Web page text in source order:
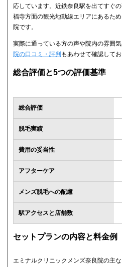
応しています。近鉄奈良駅を出てすぐ
福寺方面の観光地動線エリアにあるた
院です。
実際に通っている方の声や院内の雰囲
院の口コミ・評判 もあわせて確認してお
総合評価と5つの評価基準
総合評価
脱毛実績
費用の妥当性
アフターケア
メンズ脱毛への配慮
駅アクセスと店舗数
セットプランの内容と料金例
エミナルクリニックメンズ奈良院の主